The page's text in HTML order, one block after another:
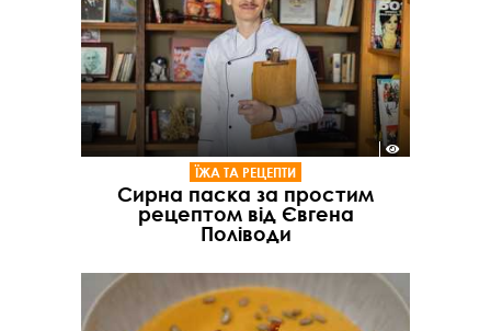
ЇЖА ТА РЕЦЕПТИ
Сирна паска за простим
рецептом від Євгена
Поліводи